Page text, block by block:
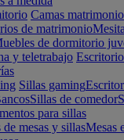
Camas matrimonio
de matrimonio
de dormitorio
y teletrabajo
Sillas gaming
Sillas de comedor
para sillas
mesas y sillasMesas